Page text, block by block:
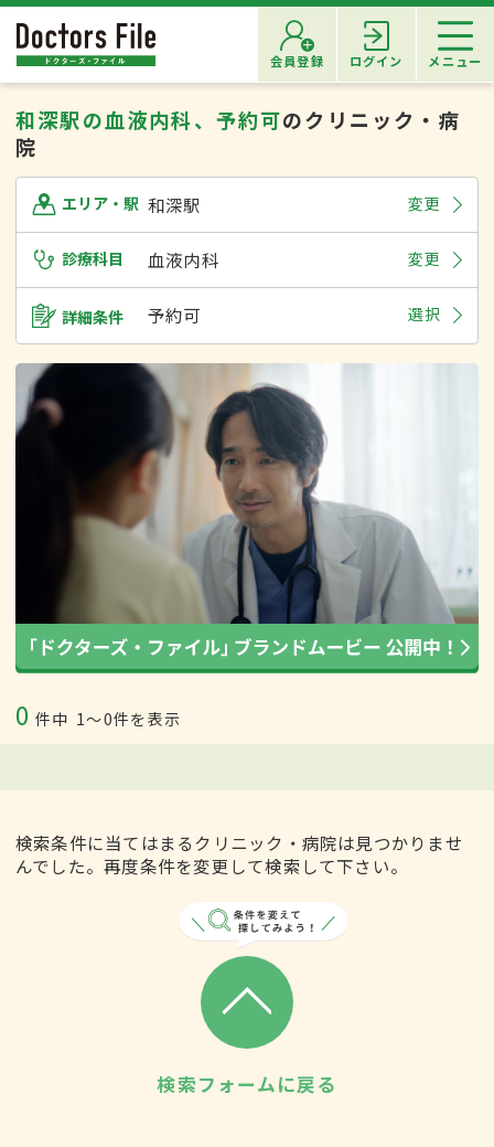
会員登録 ログイン メニュー
和深駅の血液内科、予約可のクリニック・病
院
エリア・駅 和深駅 変更
診療科目 血液内科 変更
詳細条件 予約可 選択
0 件中 1〜0件を表示
検索条件に当てはまるクリニック・病院は見つかりませ
んでした。再度条件を変更して検索して下さい。
検索フォームに戻る